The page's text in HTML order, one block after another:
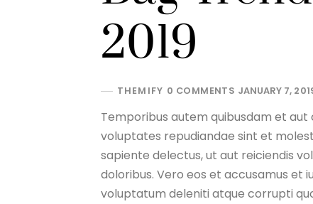
2019
THEMIFY 0 COMMENTS JANUARY 7,
Temporibus autem quibusdam et
voluptates repudiandae sint et
sapiente delectus, ut aut reiciendis
doloribus. Vero eos et accusamus et
voluptatum deleniti atque corrupti